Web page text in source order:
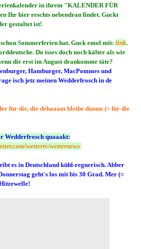
in ihrem "KALENDER FÜR
Ihr hier reschts nebendran findet. Guckt
gestaltet ist!
Sommerferien hat. Guck emol mit: link.
Do isses doch noch kälter als wie
die erst im August drankomme täte?
Hamburger, MacPommes und
isch jetz meinen Wedderfrosch in de
für die, die dehaaam bleibe duuun (= für die
Wedderfrosch quaaakt:
wettertv/wetternews
es in Deutschland kühl-regnerisch. Abber
geht´s los mit bis 30 Grad. Mer (=